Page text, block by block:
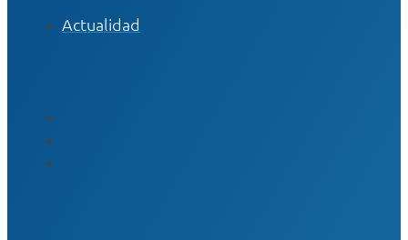
Actualidad